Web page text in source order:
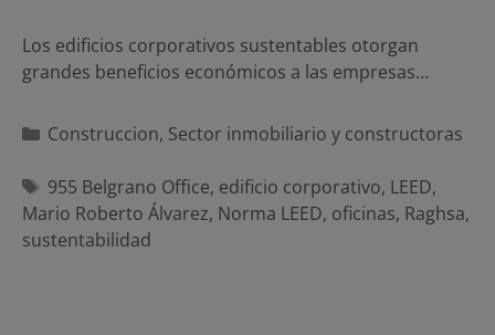
Los edificios corporativos sustentables otorgan
grandes beneficios económicos a las empresas…
Categorías
Construccion, Sector inmobiliario y constructoras
Etiquetas
955 Belgrano Office, edificio corporativo, LEED,
Mario Roberto Álvarez, Norma LEED, oficinas, Raghsa,
sustentabilidad